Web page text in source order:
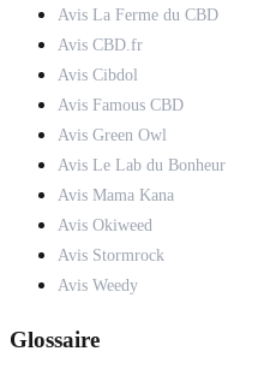
Avis La Ferme du CBD
Avis CBD.fr
Avis Cibdol
Avis Famous CBD
Avis Green Owl
Avis Le Lab du Bonheur
Avis Mama Kana
Avis Okiweed
Avis Stormrock
Avis Weedy
Glossaire